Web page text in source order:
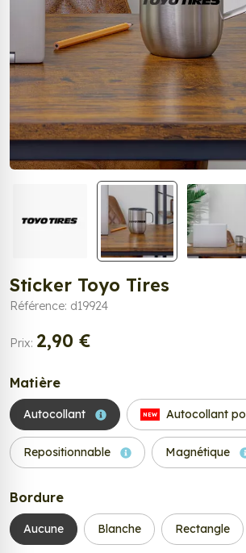
Sticker Toyo Tires
Référence: d19924
Prix: 2,90 €
Matière
Autocollant NEW Autocollant
Repositionnable Magnétique
Bordure
Aucune Blanche Rectangle